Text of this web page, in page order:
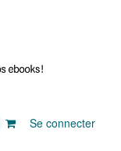
Se connecter